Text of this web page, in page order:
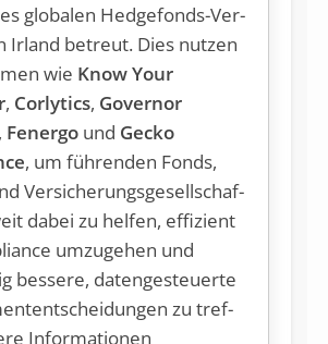
glo­ba­len Hedge­fonds-Ver­
Ir­land be­treut. Dies nut­zen
wie Know Your
, Corlytics, Governor
, Fenergound Gecko
, um füh­ren­den Fonds,
Ver­si­che­rungs­ge­sell­schaf­
da­bei zu hel­fen, ef­fi­zi­ent
um­zu­ge­hen und
bes­se­re, da­ten­ge­steu­er­te
zu tref­
Informationen